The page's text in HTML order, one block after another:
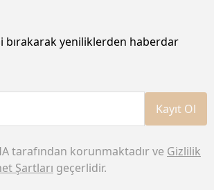
bırakarak yeniliklerden haberdar
Kayıt Ol
tarafından korunmaktadır ve Gizlilik
Şartları geçerlidir.